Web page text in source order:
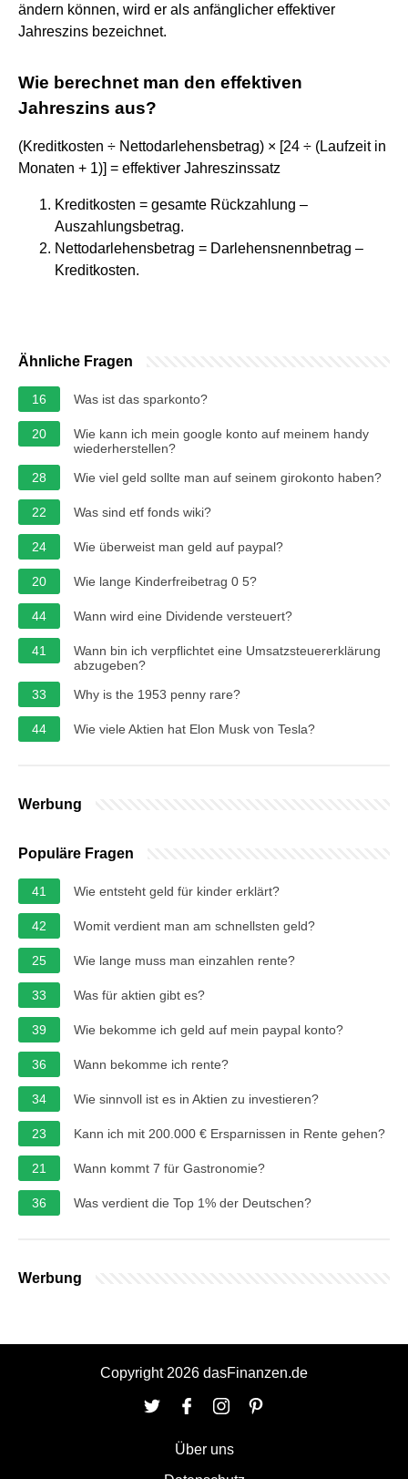
ändern können, wird er als anfänglicher effektiver
Jahreszins bezeichnet.
Wie berechnet man den effektiven
Jahreszins aus?
(Kreditkosten ÷ Nettodarlehensbetrag) × [24 ÷ (Laufzeit in
Monaten + 1)] = effektiver Jahreszinssatz
Kreditkosten = gesamte Rückzahlung –
Auszahlungsbetrag.
Nettodarlehensbetrag = Darlehensnennbetrag –
Kreditkosten.
Ähnliche Fragen
16 Was ist das sparkonto?
20
Wie kann ich mein google konto auf meinem handy
wiederherstellen?
28
Wie viel geld sollte man auf seinem girokonto haben?
22 Was sind etf fonds wiki?
24 Wie überweist man geld auf paypal?
20 Wie lange Kinderfreibetrag 0 5?
44 Wann wird eine Dividende versteuert?
41
Wann bin ich verpflichtet eine Umsatzsteuererklärung
abzugeben?
33
Why is the 1953 penny rare?
44 Wie viele Aktien hat Elon Musk von Tesla?
Werbung
Populäre Fragen
41 Wie entsteht geld für kinder erklärt?
42 Womit verdient man am schnellsten geld?
25 Wie lange muss man einzahlen rente?
33 Was für aktien gibt es?
39 Wie bekomme ich geld auf mein paypal konto?
36 Wann bekomme ich rente?
34 Wie sinnvoll ist es in Aktien zu investieren?
23 Kann ich mit 200.000 € Ersparnissen in Rente gehen?
21 Wann kommt 7 für Gastronomie?
36 Was verdient die Top 1% der Deutschen?
Werbung
Copyright 2026 dasFinanzen.de
Über uns